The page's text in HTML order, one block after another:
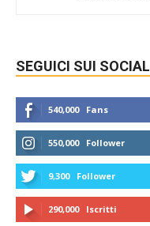
SEGUICI SUI SOCIAL
540,000 Fans
550,000 Follower
9,300 Follower
290,000 Iscritti